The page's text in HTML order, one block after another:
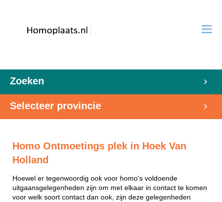
Zoeken
Selecteer provincie
Homo Ontmoetings plek in Hoek Van
Holland
Hoewel er tegenwoordig ook voor homo's voldoende
uitgaansgelegenheden zijn om met elkaar in contact te komen
voor welk soort contact dan ook, zijn deze gelegenheden